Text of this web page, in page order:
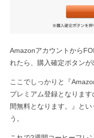
Amazonアカウントから
れたら、購入確定ボタンが
ここでしっかりと『
プレミアム登録となりま
間無料となります。』と
う。